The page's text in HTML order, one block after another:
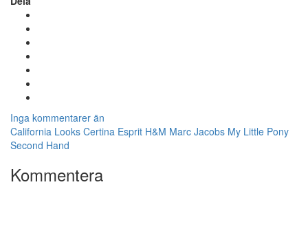
Inga kommentarer än
California Looks Certina Esprit H&M Marc Jacobs My Little Pony
Second Hand
Kommentera